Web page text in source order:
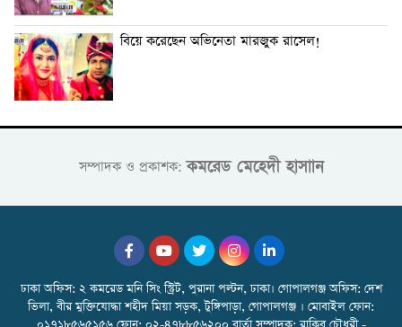
বিয়ে করেছেন অভিনেতা মারজুক রাসেল!
সম্পাদক ও প্রকাশক:কমরেড মেহেদী হাসাান
ঢাকা অফিস: ২ কমরেড মনি সিং স্ট্রিট, পুরানা পল্টন, ঢাকা। গোপালগঞ্জ অফিস: দেশ
ভিলা, বীর মুক্তিযোদ্ধা শহীদ মিয়া সড়ক, টুঙ্গিপাড়া, গোপালগঞ্জ । মোবাইল ফোন: